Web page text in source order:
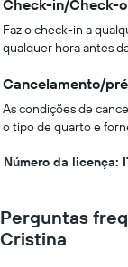
Check-in/Check-
Faz o check-in a
qualquer hora antes
Cancelamento/
As condições de
o tipo de quarto e
Número da licença:
Perguntas
Cristina